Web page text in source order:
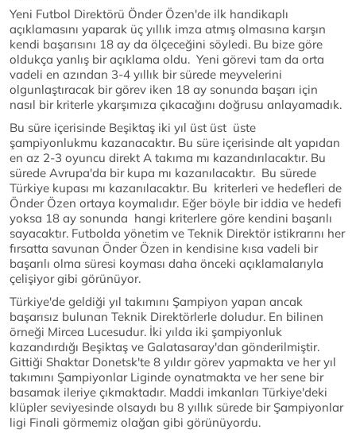
Yeni Futbol Direktörü Önder Özen'de ilk handikaplı
açıklamasını yaparak üç yıllık imza atmış olmasına karşın
kendi başarısını 18 ay da ölçeceğini söyledi. Bu bize göre
oldukça yanlış bir açıklama oldu. Yeni görevi tam da orta
vadeli en azından 3-4 yıllık bir sürede meyvelerini
olgunlaştıracak bir görev iken 18 ay sonunda başarı için
nasıl bir kriterle ykarşımıza çıkacağını doğrusu anlayamadık.
Bu süre içerisinde Beşiktaş iki yıl üst üst üste
şampiyonlukmu kazanacaktır. Bu süre içerisinde alt yapıdan
en az 2-3 oyuncu direkt A takıma mı kazandırılacaktır. Bu
sürede Avrupa'da bir kupa mı kazanılacaktır. Bu sürede
Türkiye kupası mı kazanılacaktır. Bu kriterleri ve hedefleri de
Önder Özen ortaya koymalıdır. Eğer böyle bir iddia ve hedefi
yoksa 18 ay sonunda hangi kriterlere göre kendini başarılı
sayacaktır. Futbolda yönetim ve Teknik Direktör istikrarını her
fırsatta savunan Önder Özen in kendisine kısa vadeli bir
başarılı olma süresi koyması daha önceki açıklamalarıyla
çelişiyor gibi görünüyor.
Türkiye'de geldiği yıl takımını Şampiyon yapan ancak
başarısız bulunan Teknik Direktörlerle doludur. En bilinen
örneği Mircea Lucesudur. İki yılda iki şampiyonluk
kazandırdığı Beşiktaş ve Galatasaray'dan gönderilmiştir.
Gittiği Shaktar Donetsk'te 8 yıldır görev yapmakta ve her yıl
takımını Şampiyonlar Liginde oynatmakta ve her sene bir
basamak ileriye çıkmaktadır. Maddi imkanları Türkiye'deki
klüpler seviyesinde olsaydı bu 8 yıllık sürede bir Şampiyonlar
ligi Finali görmemiz olağan gibi görünüyordu.